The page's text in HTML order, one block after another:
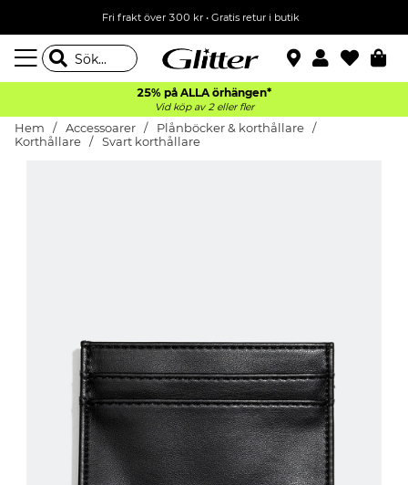
Fri frakt över 300 kr• Gratis retur i butik
25% på ALLA örhängen*
Vid köp av 2 eller fler
Hem Accessoarer
Plånböcker & korthållare
Korthållare
Svart korthållare